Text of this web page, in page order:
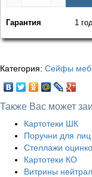
Гарантия 1 год
Категория: Сейфы
Также Вас может
Картотеки ШК
Поручни для
Стеллажи
Картотеки КО
Витрины